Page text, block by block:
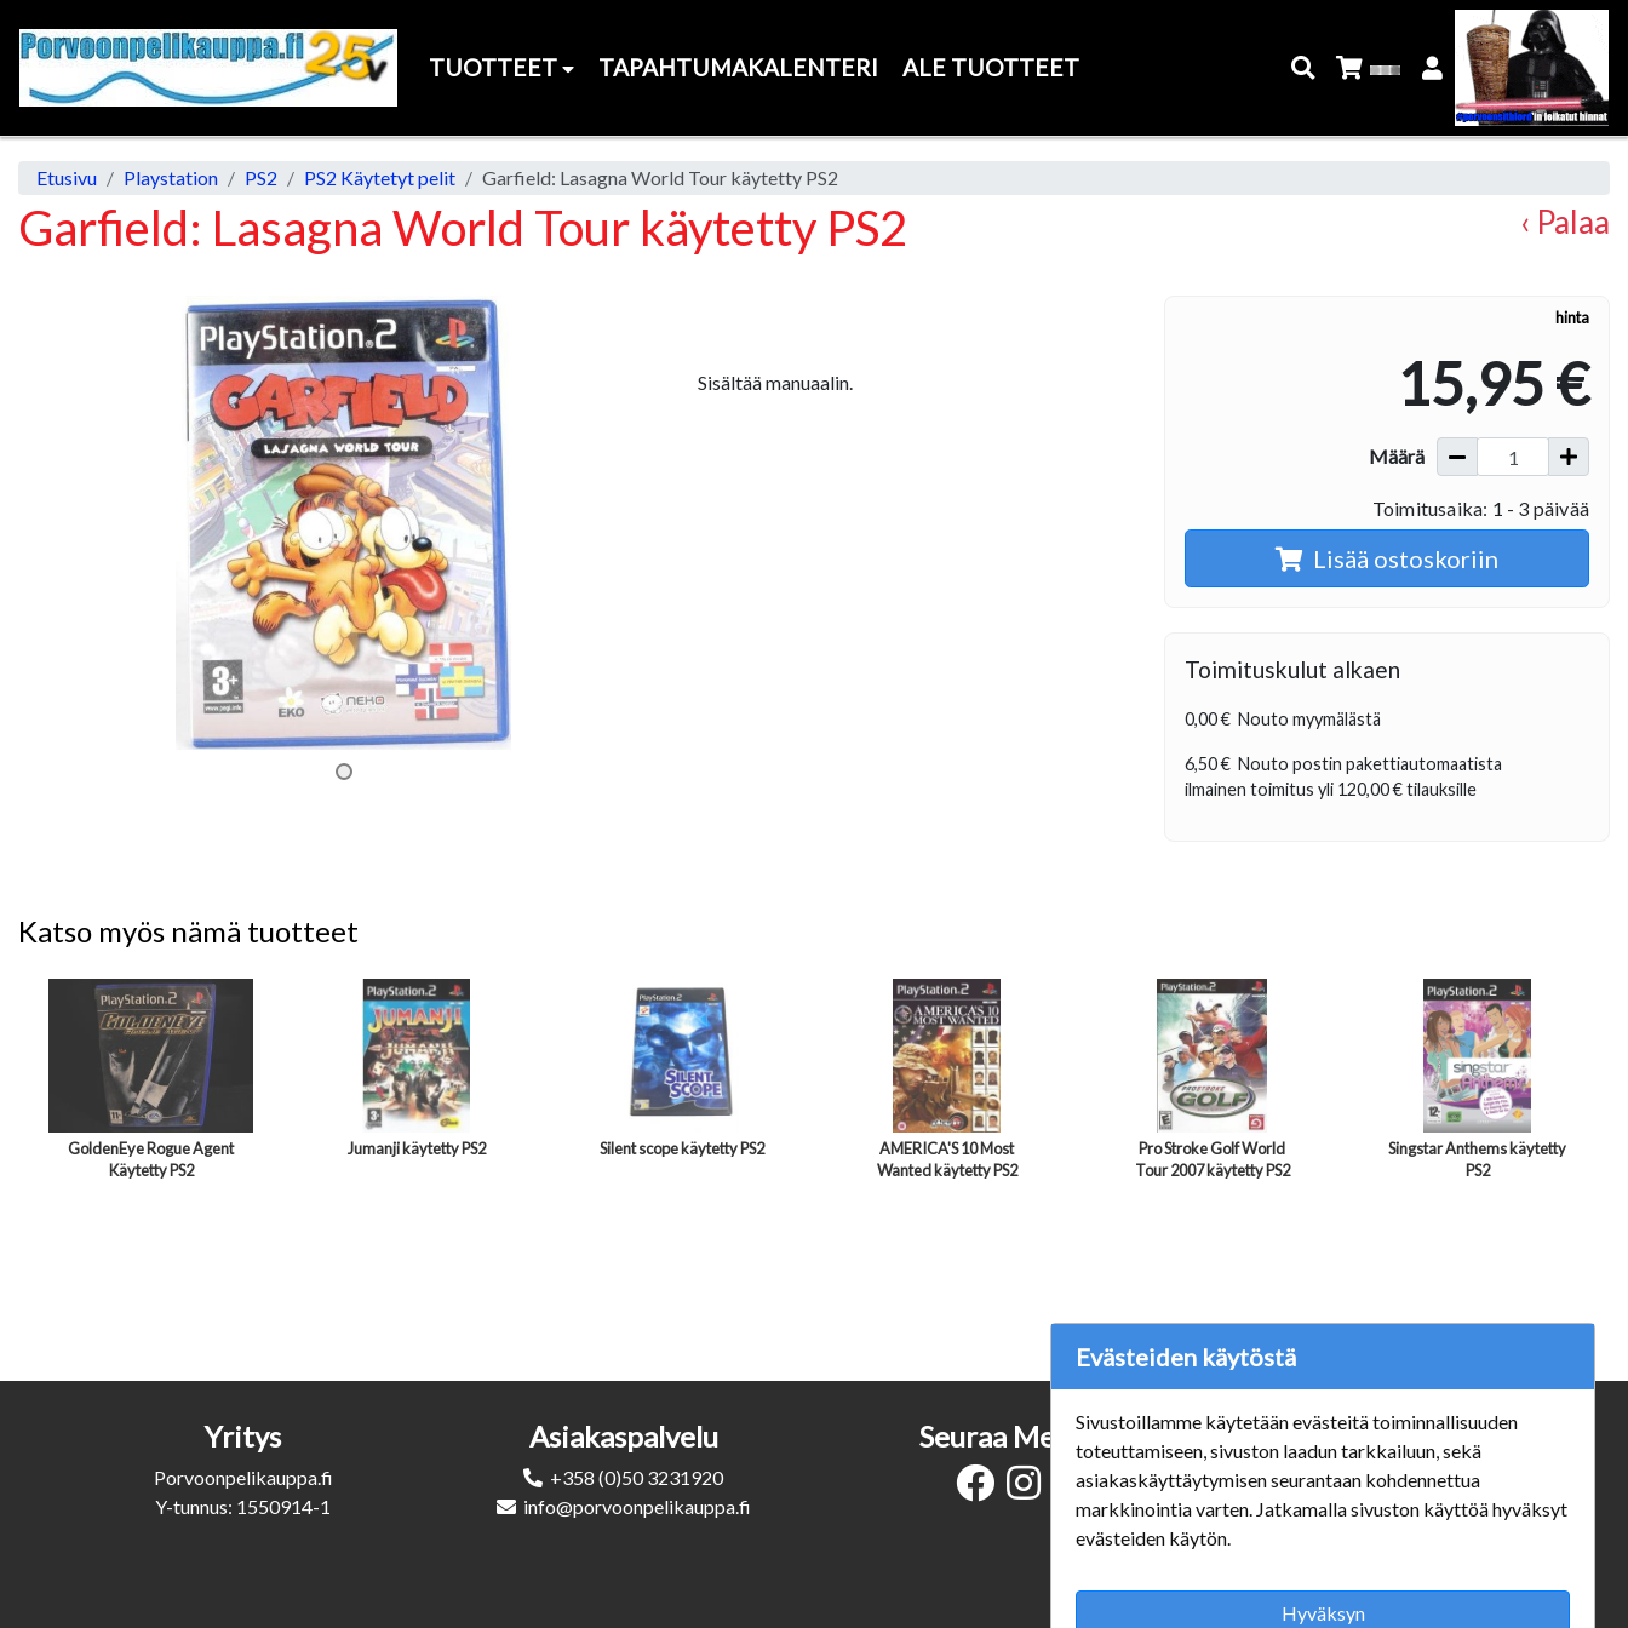
TUOTTEET TAPAHTUMAKALENTERI ALE TUOTTEET
Etusivu Playstation PS2 PS2 Käytetyt pelit Garfield: Lasagna World Tour käytetty PS2
Garfield: Lasagna World Tour käytetty PS2 ‹ Palaa
Sisältää manuaalin.
hinta
15,95 €
Määrä
Toimitusaika: 1 - 3 päivää
Lisää ostoskoriin
Toimituskulut alkaen
0,00 € Nouto myymälästä
6,50 € Nouto postin pakettiautomaatista
ilmainen toimitus yli 120,00 €tilauksille
Katso myös nämä tuotteet
GoldenEye Rogue Agent
Käytetty PS2
Jumanji käytetty PS2 Silent scope käytetty PS2
AMERICA'S 10 Most
Wanted käytetty PS2
Pro Stroke Golf World
Tour 2007 käytetty PS2
Singstar Anthems käytetty
PS2
Yritys
Porvoonpelikauppa.fi
Y-tunnus: 1550914-1
Asiakaspalvelu
+358 (0)50 3231920
info@porvoonpelikauppa.fi
Verkkokauppa
#Yhteiskuntavastuu
#porvoonsithlord
Mannerheiminkatu 10 Aukioloajat:
Seuraa Meitä
Evästeiden käytöstä
Sivustoillamme käytetään evästeitä toiminnallisuuden
toteuttamiseen, sivuston laadun tarkkailuun, sekä
asiakaskäyttäytymisen seurantaan kohdennettua
markkinointia varten. Jatkamalla sivuston käyttöä hyväksyt
evästeiden käytön.
Hyväksyn